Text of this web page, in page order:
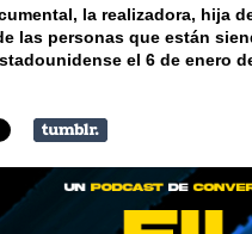
la realizadora, hija
las personas que están
el 6 de enero